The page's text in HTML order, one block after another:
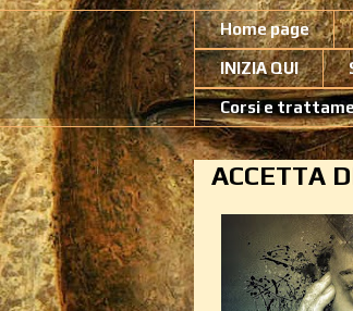
Home page
INIZIA QUI
Corsi e
ACCETTA